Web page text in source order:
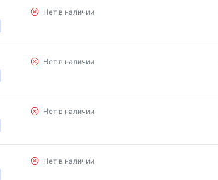
Нет в наличии
Нет в наличии
Нет в наличии
Нет в наличии